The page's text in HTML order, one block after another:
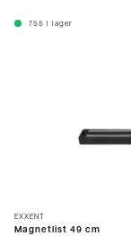
755 I lager
EXXENT
Magnetlist 49 cm